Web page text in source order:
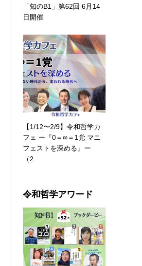
「知のB1」第62回 6月14
日開催
【1/12〜2/9】令和哲学カ
フェ ー『0＝∞＝1党 マニ
フェストを深める』ー
（2...
令和哲学アワード